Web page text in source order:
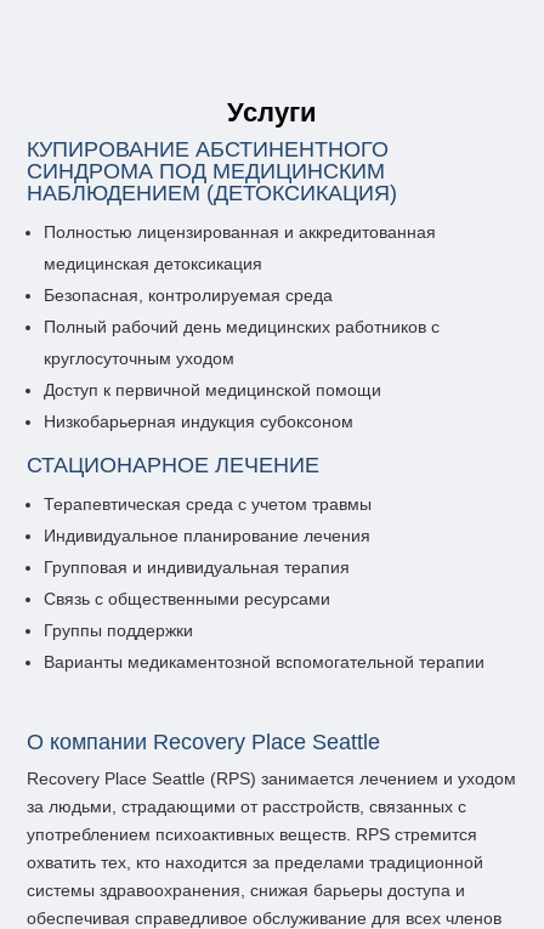
Услуги
КУПИРОВАНИЕ АБСТИНЕНТНОГО
СИНДРОМА ПОД МЕДИЦИНСКИМ
НАБЛЮДЕНИЕМ (ДЕТОКСИКАЦИЯ)
Полностью лицензированная и аккредитованная
медицинская детоксикация
Безопасная, контролируемая среда
Полный рабочий день медицинских работников с
круглосуточным уходом
Доступ к первичной медицинской помощи
Низкобарьерная индукция субоксоном
СТАЦИОНАРНОЕ ЛЕЧЕНИЕ
Терапевтическая среда с учетом травмы
Индивидуальное планирование лечения
Групповая и индивидуальная терапия
Связь с общественными ресурсами
Группы поддержки
Варианты медикаментозной вспомогательной терапии
О компании Recovery Place Seattle
Recovery Place Seattle (RPS) занимается лечением и уходом
за людьми, страдающими от расстройств, связанных с
употреблением психоактивных веществ. RPS стремится
охватить тех, кто находится за пределами традиционной
системы здравоохранения, снижая барьеры доступа и
обеспечивая справедливое обслуживание для всех членов